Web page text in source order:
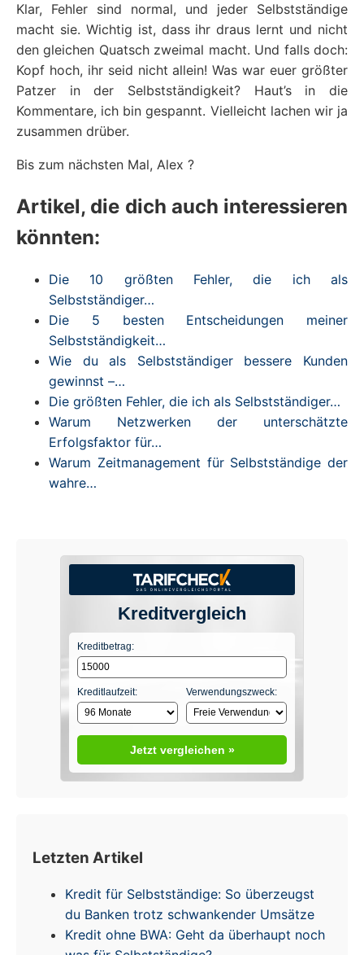
Klar, Fehler sind normal, und jeder Selbstständige
macht sie. Wichtig ist, dass ihr draus lernt und nicht
den gleichen Quatsch zweimal macht. Und falls doch:
Kopf hoch, ihr seid nicht allein! Was war euer größter
Patzer in der Selbstständigkeit? Haut’s in die
Kommentare, ich bin gespannt. Vielleicht lachen wir ja
zusammen drüber.
Bis zum nächsten Mal, Alex ?
Artikel, die dich auch interessieren
könnten:
Die 10 größten Fehler, die ich als
Selbstständiger…
Die 5 besten Entscheidungen meiner
Selbstständigkeit…
Wie du als Selbstständiger bessere Kunden
gewinnst –…
Die größten Fehler, die ich als Selbstständiger…
Warum Netzwerken der unterschätzte
Erfolgsfaktor für…
Warum Zeitmanagement für Selbstständige der
wahre…
Kreditvergleich
Kreditbetrag:
Kreditlaufzeit: Verwendungszweck:
Jetzt vergleichen »
Letzten Artikel
Kredit für Selbstständige: So überzeugst
du Banken trotz schwankender Umsätze
Kredit ohne BWA: Geht da überhaupt noch